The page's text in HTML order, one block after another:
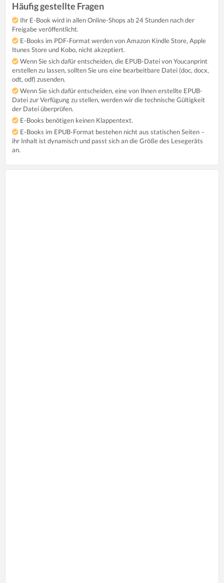
Häufig gestellte Fragen
Ihr E-Book wird in allen Online-Shops ab 24 Stunden nach der
Freigabe veröffentlicht.
E-Books im PDF-Format werden von Amazon Kindle Store, Apple
Itunes Store und Kobo, nicht akzeptiert.
Wenn Sie sich dafür entscheiden, die EPUB-Datei von Youcanprint
erstellen zu lassen, sollten Sie uns eine bearbeitbare Datei (doc, docx,
odt, odf) zusenden.
Wenn Sie sich dafür entscheiden, eine von Ihnen erstellte EPUB-
Datei zur Verfügung zu stellen, werden wir die technische Gültigkeit
der Datei überprüfen.
E-Books benötigen keinen Klappentext.
E-Books im EPUB-Format bestehen nicht aus statischen Seiten –
ihr Inhalt ist dynamisch und passt sich an die Größe des Lesegeräts
an.